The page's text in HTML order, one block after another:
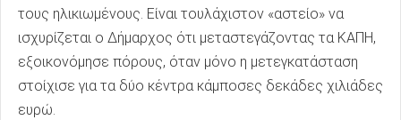
τους ηλικιωμένους. Είναι τουλάχιστον «αστείο» να
ισχυρίζεται ο Δήμαρχος ότι μεταστεγάζοντας τα ΚΑΠΗ,
εξοικονόμησε πόρους, όταν μόνο η μετεγκατάσταση
στοίχισε για τα δύο κέντρα κάμποσες δεκάδες χιλιάδες
ευρώ.